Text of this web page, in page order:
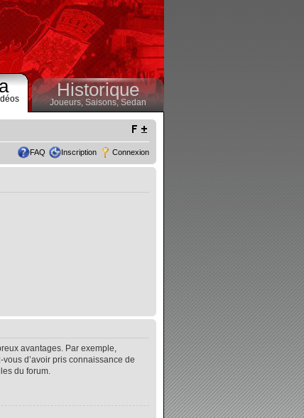
Historique
Joueurs, Saisons,Sedan
FAQ Inscription Connexion
avantages. Par exemple,
d’avoir pris connaissance de
du forum.